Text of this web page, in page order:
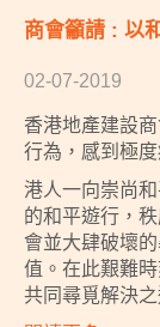
商會籲請 : 以
02-07-2019
香港地產建設
行為，感到極
港人一向崇尚
的和平遊行，
會並大肆破壞
值。在此艱難
共同尋覓解決之